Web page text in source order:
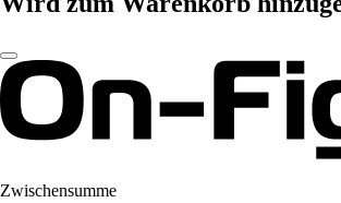
Zwischensumme